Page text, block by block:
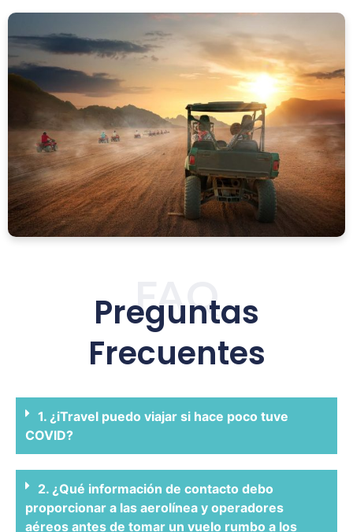
Preguntas
Frecuentes
FAQ
1. ¿iTravel puedo viajar si hace poco tuve
COVID?
2. ¿Qué información de contacto debo
proporcionar a las aerolínea y operadores
aéreos antes de tomar un vuelo rumbo a los